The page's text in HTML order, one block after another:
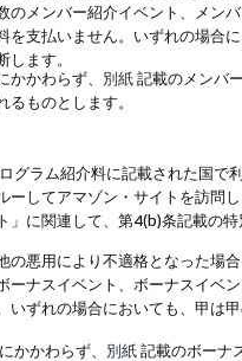
のメンバー紹介イベント、メン
を支払いません。いずれの場合
ます。
かかわらず、 別紙記載のメンバ
ものとします。
グラム紹介料に記載された国で
ーしてアマゾン・サイトを訪問
」に関連して、第4(b)条記載の
の悪用により不適格となった場
ーナスイベント、ボーナスイベ
いずれの場合においても、甲は
にかかわらず、 別紙記載のボーナ